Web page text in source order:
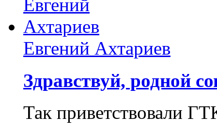
Евгений Ахтариев
Здравствуй, родной
Так приветствовали